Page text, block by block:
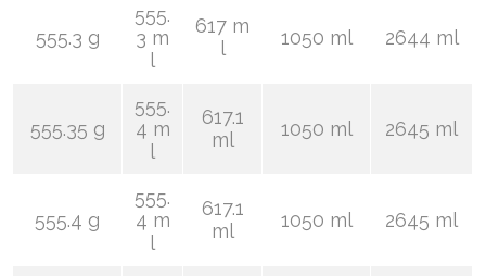
555.3 g
555.
3 m
l
617 m
l
1050 ml 2644 ml
555.35 g
555.
4 m
l
617.1
ml
1050 ml 2645 ml
555.4 g
555.
4 m
l
617.1
ml
1050 ml 2645 ml